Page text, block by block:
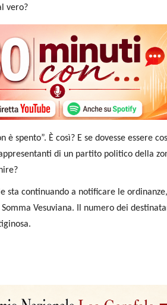
vero?
spento”. È così? E se dovesse essere
di un partito politico della
sta continuando a notificare le
Vesuviana. Il numero dei